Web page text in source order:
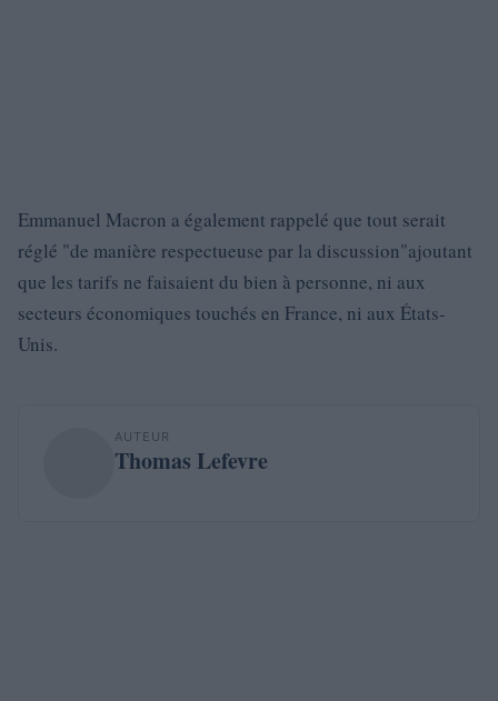
Emmanuel Macron a également rappelé que tout serait
réglé de manière respectueuse par la discussion ajoutant
que les tarifs ne faisaient du bien à personne, ni aux
secteurs économiques touchés en France, ni aux États-
Unis.
AUTEUR
Thomas Lefevre